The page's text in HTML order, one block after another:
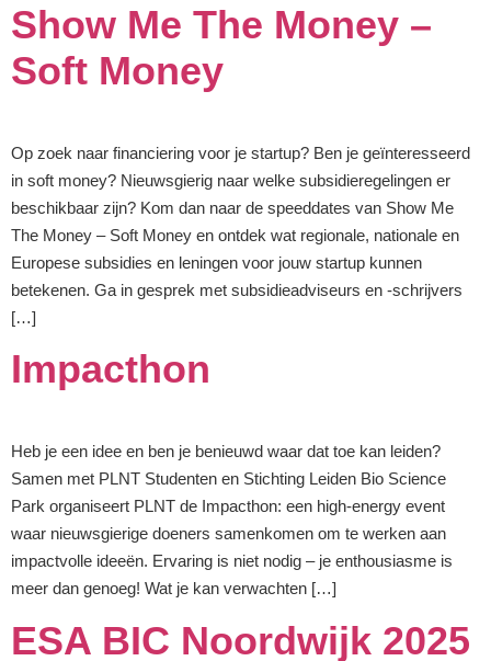
Show Me The Money –
Soft Money
Op zoek naar financiering voor je startup? Ben je geïnteresseerd
in soft money? Nieuwsgierig naar welke subsidieregelingen er
beschikbaar zijn? Kom dan naar de speeddates van Show Me
The Money – Soft Money en ontdek wat regionale, nationale en
Europese subsidies en leningen voor jouw startup kunnen
betekenen. Ga in gesprek met subsidieadviseurs en -schrijvers
[…]
Impacthon
Heb je een idee en ben je benieuwd waar dat toe kan leiden?
Samen met PLNT Studenten en Stichting Leiden Bio Science
Park organiseert PLNT de Impacthon: een high-energy event
waar nieuwsgierige doeners samenkomen om te werken aan
impactvolle ideeën. Ervaring is niet nodig – je enthousiasme is
meer dan genoeg! Wat je kan verwachten […]
ESA BIC Noordwijk 2025